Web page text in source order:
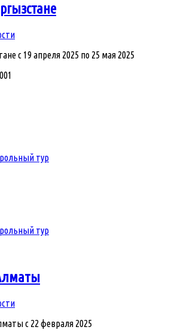
с 19 апреля 2025 по 25 мая 2025
тур
тур
с 22 февраля 2025